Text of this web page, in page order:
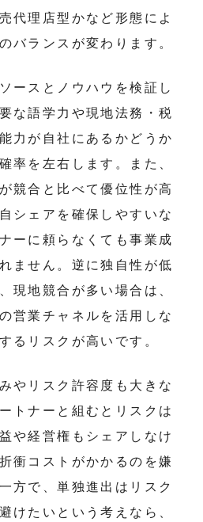
代理店型かなど形態によ
バランスが変わります。
ースとノウハウを検証し
な語学力や現地法務・税
力が自社にあるかどうか
率を左右します。また、
競合と比べて優位性が高
シェアを確保しやすいな
ーに頼らなくても事業成
ません。逆に独自性が低
現地競合が多い場合は、
営業チャネルを活用しな
るリスクが高いです。
やリスク許容度も大きな
トナーと組むとリスクは
や経営権もシェアしなけ
衝コストがかかるのを嫌
方で、単独進出はリスク
けたいという考えなら、